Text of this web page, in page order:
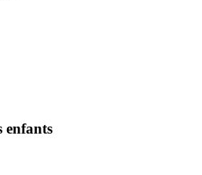
enfants